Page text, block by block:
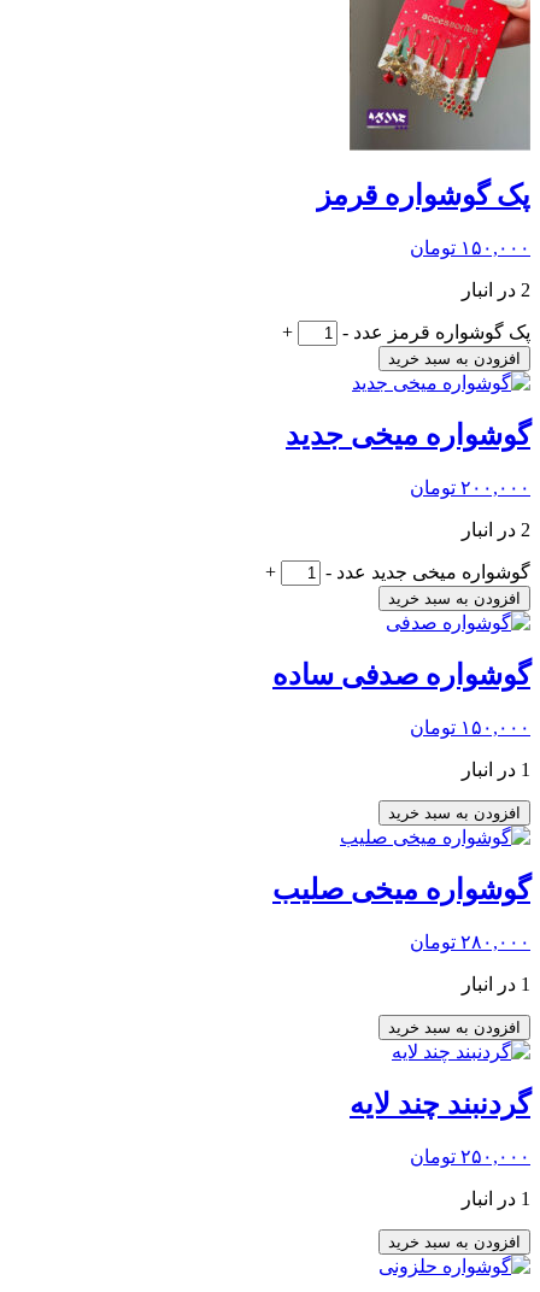
پک گوشواره قرمز
۱۵۰,۰۰۰ تومان
2 در انبار
پک گوشواره قرمز عدد -
+
افزودن به سبد خرید
گوشواره میخی جدید
۲۰۰,۰۰۰ تومان
2 در انبار
گوشواره میخی جدید عدد -
+
افزودن به سبد خرید
گوشواره صدفی ساده
۱۵۰,۰۰۰ تومان
1 در انبار
افزودن به سبد خرید
گوشواره میخی صلیب
۲۸۰,۰۰۰ تومان
1 در انبار
افزودن به سبد خرید
گردنبند چند لایه
۲۵۰,۰۰۰ تومان
1 در انبار
افزودن به سبد خرید